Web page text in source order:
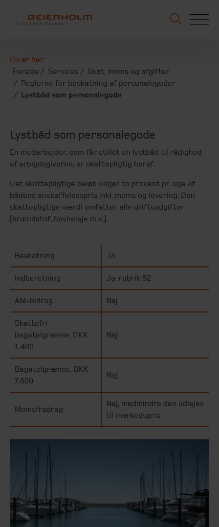
Du er her:
Forside
Services
Skat, moms og afgifter
Reglerne for beskatning af personalegoder
Lystbåd som personalegode
Lystbåd som personalegode
En medarbejder, som får stillet en lystbåd til rådighed
af arbejdsgiveren, er skattepligtig heraf.
Det skattepligtige beløb udgør to procent pr. uge af
bådens anskaffelsespris inkl. moms og levering. Den
skattepligtige værdi omfatter alle driftsudgifter
(brændstof, havneleje m.v.).
Beskatning Ja
Indberetning Ja, rubrik 52
AM-bidrag Nej
Skattefri
bagatelgrænse, DKK
1.400
Nej
Bagatelgrænse, DKK
7.600
Nej
Momsfradrag
Nej, medmindre den udlejes
til markedspris